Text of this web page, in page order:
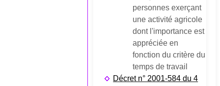
personnes exerçant
une activité agricole
dont l'importance est
appréciée en
fonction du critère du
temps de travail
Décret n° 2001-584 du 4